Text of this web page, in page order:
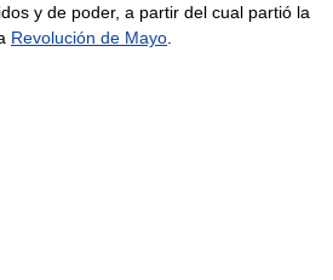
y de poder, a partir del cual partió la
Revolución de Mayo